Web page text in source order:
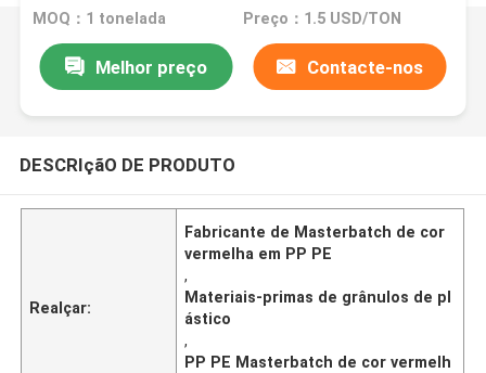
MOQ：1 tonelada Preço：1.5 USD/TON
Melhor preço Contacte-nos
DESCRIçãO DE PRODUTO
Realçar:
Fabricante de Masterbatch de cor
vermelha em PP PE
,
Materiais-primas de grânulos de pl
ástico
,
PP PE Masterbatch de cor vermelh